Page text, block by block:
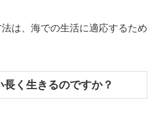
は、海での生活に適応するため
く生きるのですか？